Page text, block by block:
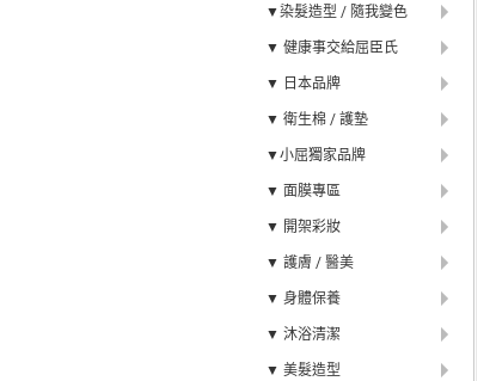
▼染髮造型 / 隨我變色
▼ 健康事交給屈臣氏
▼ 日本品牌
▼ 衛生棉 / 護墊
▼小屈獨家品牌
▼ 面膜專區
▼ 開架彩妝
▼ 護膚 / 醫美
▼ 身體保養
▼ 沐浴清潔
▼ 美髮造型